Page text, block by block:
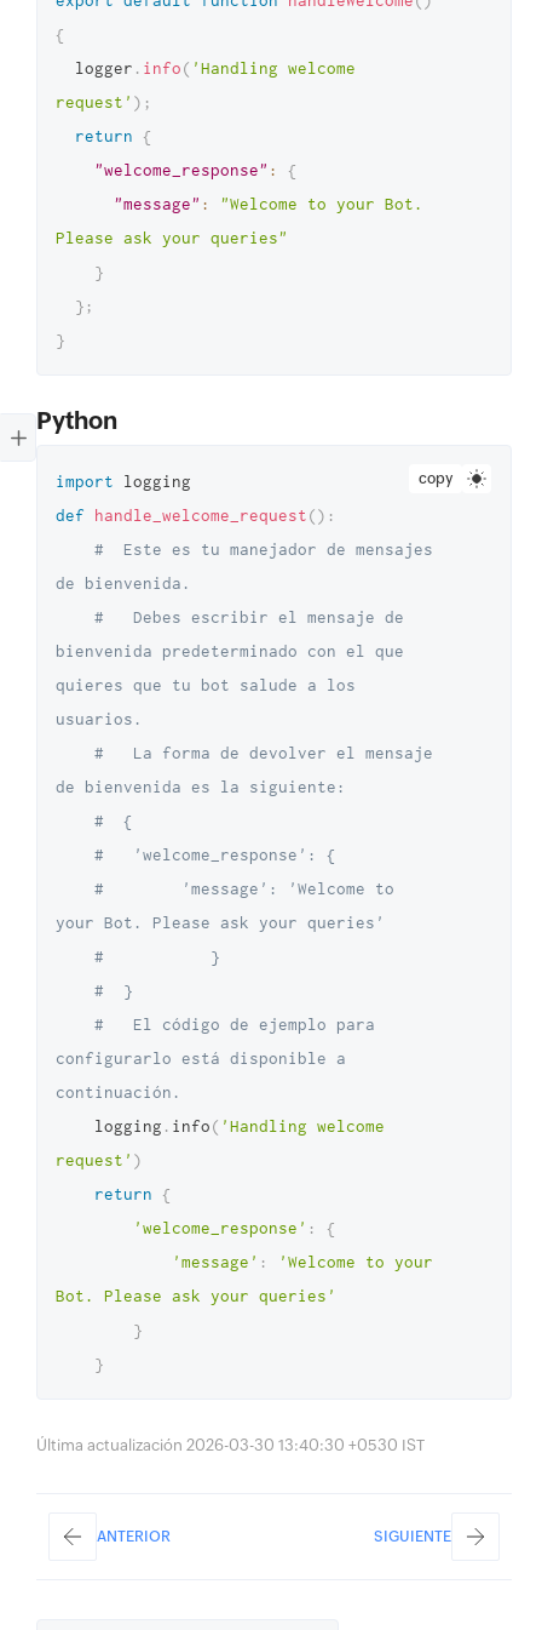
{
  logger
. info( 'Handling welcome
request' ) ;
return
{
"welcome_response" :
{
"message" :
"Welcome to your Bot.
Please ask your queries"
}
} ;
}
Python
copy
import
def
handle_welcome_request() :
#  Este es tu manejador de mensajes
de bienvenida.
#   Debes escribir el mensaje de
bienvenida predeterminado con el que
quieres que tu bot salude a los
usuarios.
#   La forma de devolver el mensaje
de bienvenida es la siguiente:
#  {
#   'welcome_response': {
#        'message': 'Welcome to
your Bot. Please ask your queries'
#           }
#  }
#   El código de ejemplo para
configurarlo está disponible a
continuación.
    logging
. info( 'Handling welcome
request' )
return
{
'welcome_response' :
{
'message' :
'Welcome to your
Bot. Please ask your queries'
}
}
Última actualización 2026-03-30 13:40:30 +0530 IST
ANTERIOR SIGUIENTE